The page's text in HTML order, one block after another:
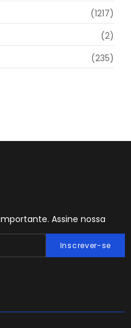
(1217)
(2)
(235)
Assine nossa
Inscrever-se